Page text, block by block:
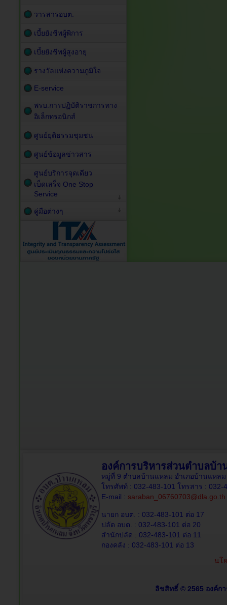
วารสารอบต.
เบี้ยยังชีพผู้พิการ
เบี้ยยังชีพผู้สูงอายุ
รางวัลแห่งความภูมิใจ
E-service
พรบ.การปฏิบัติราชการทาง
อิเล็กทรอนิกส์
ศูนย์ยุติธรรมชุมชน
ศูนย์ข้อมูลข่าวสาร
ศูนย์บริการจุดเดียว
เบ็ดเสร็จ One Stop
Service
คู่มือต่างๆ
องค์การบริหารส่วนตำบลบ้า
หมู่ที่ 9 ตำบลบ้านแหลม อำเภอบ้านแหลม
โทรศัพท์ : 032-483-101 โทรสาร : 032-
E-mail : saraban_06760703@dla.go.th
นายก อบต. : 032-483-101 ต่อ 17
ปลัด อบต. : 032-483-101 ต่อ 20
สำนักปลัด : 032-483-101 ต่อ 11
กองคลัง : 032-483-101 ต่อ 13
นโ
ลิขสิทธิ์ © 2565 องค์ก